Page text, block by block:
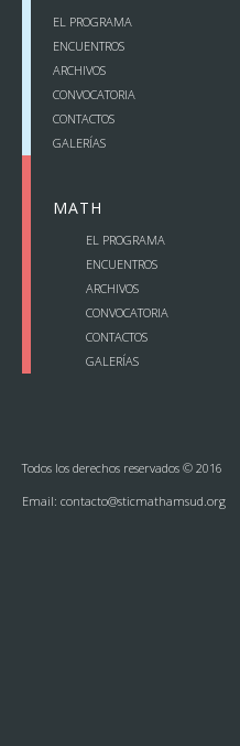
EL PROGRAMA
ENCUENTROS
ARCHIVOS
CONVOCATORIA
CONTACTOS
GALERÍAS
MATH
EL PROGRAMA
ENCUENTROS
ARCHIVOS
CONVOCATORIA
CONTACTOS
GALERÍAS
Todos los derechos reservados © 2016
Email: contacto@sticmathamsud.org